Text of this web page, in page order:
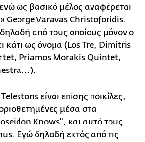
ως βασικό μέλος αναφέρεται
George Varavas Christoforidis.
από τους οποίους μόνον ο
κάτι ως όνομα (Los Tre, Dimitris
Priamos Morakis Quintet,
είναι επίσης ποικίλες,
μέσα στα
Knows", και αυτό τους
Εγώ δηλαδή εκτός από τις